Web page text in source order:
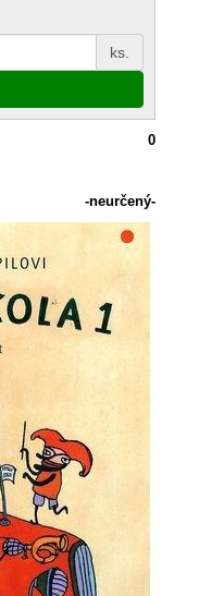
ks.
0
-neurčený-